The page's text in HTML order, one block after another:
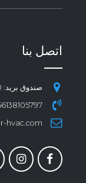
اتصل بنا
صندوق بريد: 150 – الدمام 31411 – المملكة العربية السعودية
hvac.com